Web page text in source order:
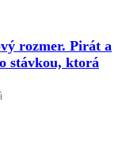
rozmer. Pirát a
stávkou, ktorá